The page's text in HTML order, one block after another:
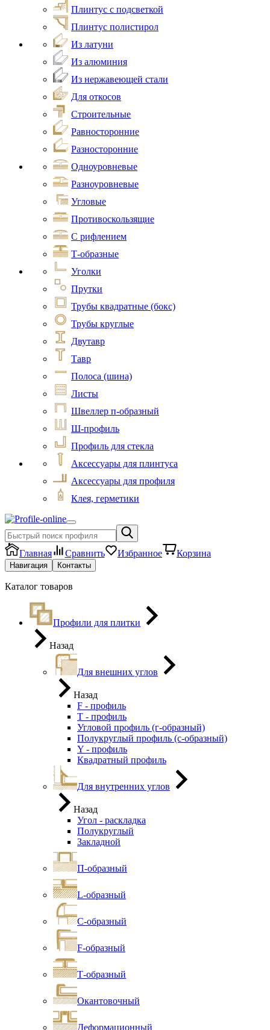
Плинтус с подсветкой
Плинтус полистирол
Из латуни
Из алюминия
Из нержавеющей стали
Для откосов
Строительные
Равносторонние
Разносторонние
Одноуровневые
Разноуровневые
Угловые
Противоскользящие
С рифлением
Т-образные
Уголки
Прутки
Трубы квадратные (бокс)
Трубы круглые
Двутавр
Тавр
Полоса (шина)
Листы
Швеллер п-образный
Ш-профиль
Профиль для стекла
Аксессуары для плинтуса
Аксессуары для профиля
Клея, герметики
Главная Сравнить Избранное Корзина
Навигация Контакты
Каталог товаров
Профили для плитки
Назад
Для внешних углов
Назад
F - профиль
Т - профиль
Угловой профиль (г-образный)
Полукруглый профиль (с-образный)
Y - профиль
Квадратный профиль
Для внутренних углов
Назад
Угол - раскладка
Полукруглый
Закладной
П-образный
L-образный
С-образный
F-образный
Т-образный
Окантовочный
Деформационный